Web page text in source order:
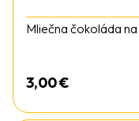
Mliečna čokoláda
3,00€